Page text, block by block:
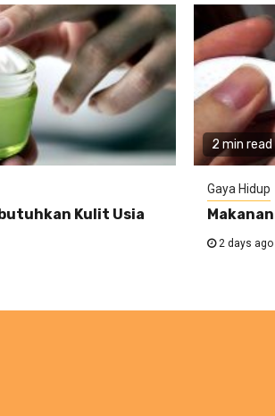
Kulit Usia
2 min read
Gaya Hidup
2 days ago